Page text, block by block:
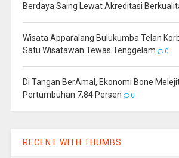
Berdaya Saing Lewat Akreditasi
Wisata Apparalang Bulukumba Telan
Satu Wisatawan Tewas Tenggelam
0
Di Tangan BerAmal, Ekonomi Bone
Pertumbuhan 7,84 Persen
0
RECENT WITH THUMBS